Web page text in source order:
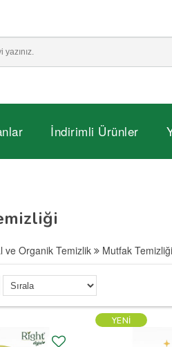
İndirimli Ürünler
ve Organik Temizlik Mutfak Temizliği
YENI